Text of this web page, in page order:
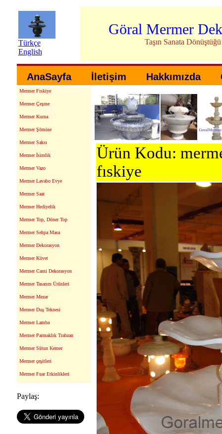
Türkçe
English
Göral Mermer
Taşın Sanata
AnaSayfa İletişim Hakkımızda
Mermer Fıskiye
Mermer Çeşme
Mermer Kurna
Mermer Şömine
Mermer Saksı
Mermer İsimlik
Mermer Vazo
Mermer Lavabo Evye
Mermer Saat
Mermer Hediyelik
Mermer Top, Döner Top
Mermer Sehpa Masa
Mermer Dekorasyon
Mermer Küvet
Mermer Cami Dekorasyon
Mermer Tasarım Ürünleri
Mermer Mezar
Mermer Duş Teknesi
Mermer Lamba
Mermer Parmaklık Trabzan
Mermer Sütun Kemer
Mermer çeşitleri
Mermer Fuar Etkinlikleri
Paylaş:
Ürün Kodu:
fıskiye